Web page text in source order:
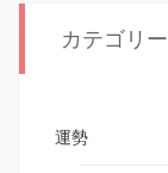
カテゴリー
運勢